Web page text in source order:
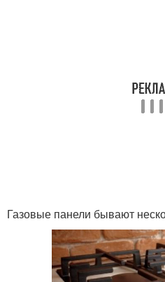
Газовые панели бывают